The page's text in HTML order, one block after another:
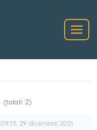
(totali: 2)
09:13, 29 dicembre 2021